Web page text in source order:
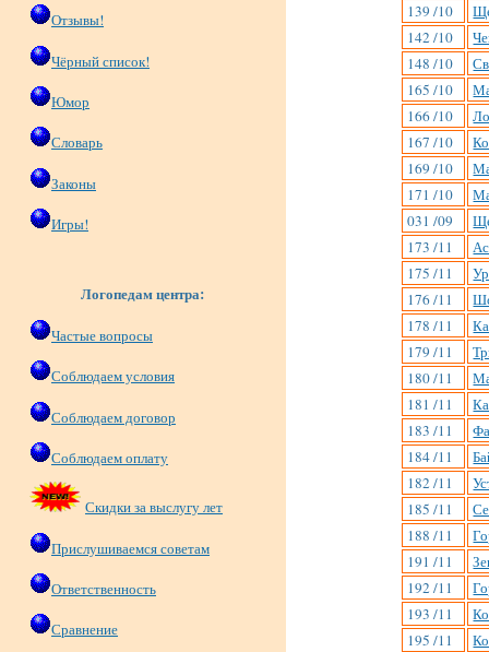
Отзывы!
Чёрный список!
Юмор
Словарь
Законы
Игры!
Логопедам центра:
Частые вопросы
Соблюдаем условия
Соблюдаем договор
Соблюдаем оплату
Скидки за выслугу лет
Прислушиваемся советам
Ответственность
Сравнение
139 /10
142 /10
148 /10
165 /10
166 /10
167 /10
169 /10
171 /10
031 /09
173 /11
175 /11
176 /11
178 /11
179 /11
180 /11
181 /11
183 /11
184 /11
182 /11
185 /11
188 /11
191 /11
192 /11
193 /11
195 /11